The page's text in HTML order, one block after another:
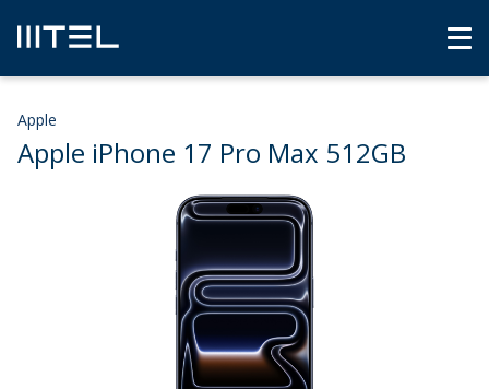
Apple
Apple iPhone 17 Pro Max 512GB